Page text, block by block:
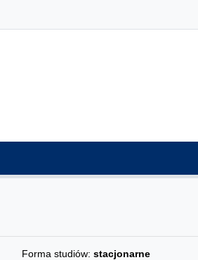
Forma studiów: stacjonarne